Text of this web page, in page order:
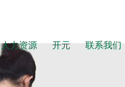
人力资源 开元 联系我们